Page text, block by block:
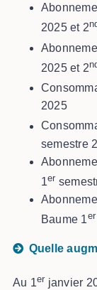
2025 et 2
2025 et 2
2025
semestre
1er
Baume 1er
Quelle
Au 1er janvier